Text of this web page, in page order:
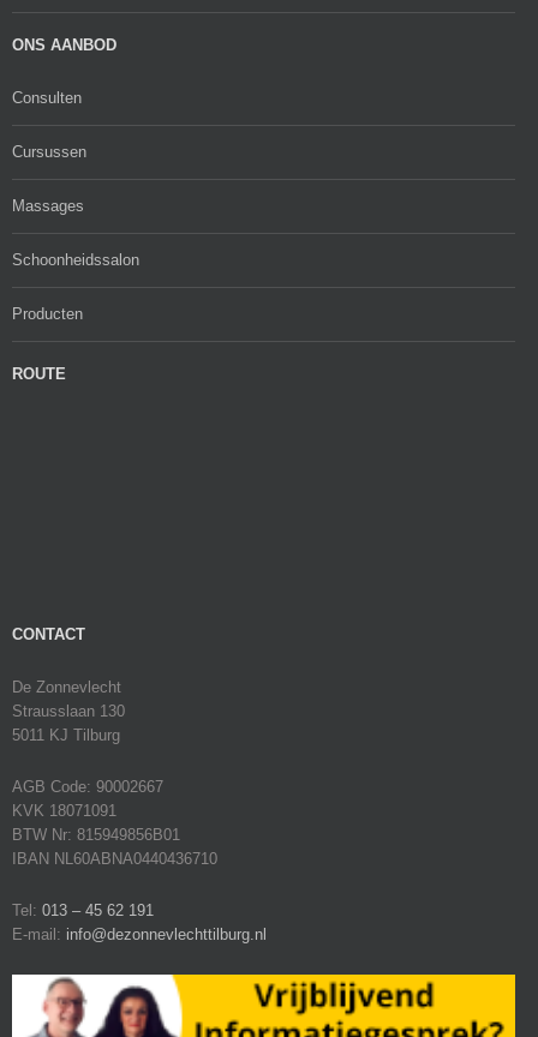
ONS AANBOD
Consulten
Cursussen
Massages
Schoonheidssalon
Producten
ROUTE
CONTACT
De Zonnevlecht
Strausslaan 130
5011 KJ Tilburg
AGB Code: 90002667
KVK 18071091
BTW Nr: 815949856B01
IBAN NL60ABNA0440436710
Tel: 013 – 45 62 191
E-mail: info@dezonnevlechttilburg.nl